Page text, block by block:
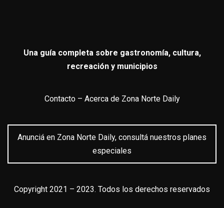
Una guía completa sobre gastronomía, cultura,
recreación y municipios
Contacto– Acerca de Zona Norte Daily
Anunciá en Zona Norte Daily, consultá nuestros planes
especiales
Copyright 2021 – 2023. Todos los derechos reservados